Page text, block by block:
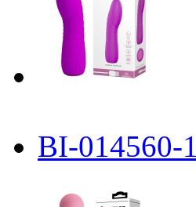
BI-014560-1